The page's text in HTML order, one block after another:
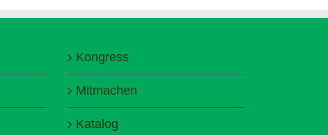
Kongress
Mitmachen
Katalog